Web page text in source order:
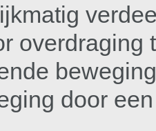
overdraging
door